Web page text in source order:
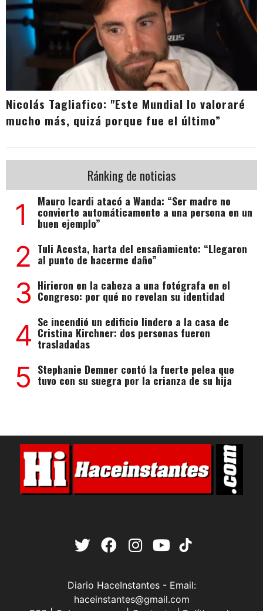
Nicolás Tagliafico: "Este Mundial lo valoraré
mucho más, quizá porque fue el último”
Ránking de noticias
1 Mauro Icardi atacó a Wanda: “Ser madre no
convierte automáticamente a una persona en un
buen ejemplo”
2 Tuli Acosta, harta del ensañamiento: “Llegaron
al punto de hacerme daño”
3 Hirieron en la cabeza a una fotógrafa en el
Congreso: por qué no revelan su identidad
4 Se incendió un edificio lindero a la casa de
Cristina Kirchner: dos personas fueron
trasladadas
5 Stephanie Demner contó la fuerte pelea que
tuvo con su suegra por la crianza de su hija
Diario HaceInstantes - Email:
haceinstantes@gmail.com